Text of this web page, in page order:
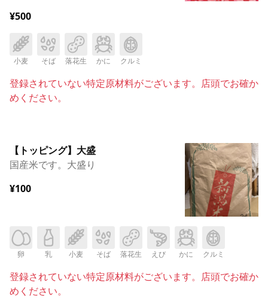
¥500
小麦 そば 落花生 かに クルミ
登録されていない特定原材料がございます。店頭でお確か
めください。
【トッピング】大盛
国産米です。大盛り
¥100
卵 乳 小麦 そば 落花生 えび かに クルミ
登録されていない特定原材料がございます。店頭でお確か
めください。